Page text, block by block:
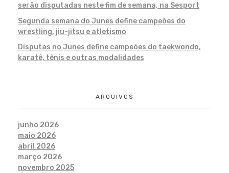
serão disputadas neste fim de semana, na Sesport
Segunda semana do Junes define campeões do
wrestling, jiu-jitsu e atletismo
Disputas no Junes define campeões do taekwondo,
karatê, tênis e outras modalidades
ARQUIVOS
junho 2026
maio 2026
abril 2026
março 2026
novembro 2025